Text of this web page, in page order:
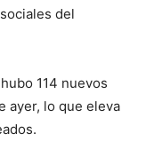
del
114 nuevos
ayer, lo que eleva